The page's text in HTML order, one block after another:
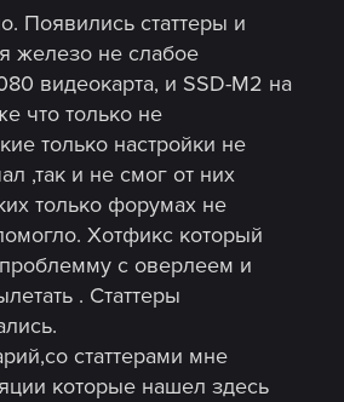
Появились статтеры и
железо не слабое
видеокарта, и SSD-M2 на
что только не
только настройки не
,так и не смог от них
только форумах не
Хотфикс который
с оверлеем и
. Статтеры
статтерами мне
которые нашел здесь